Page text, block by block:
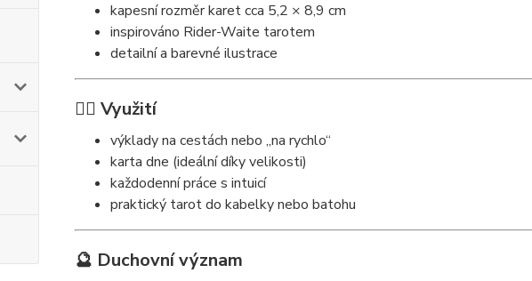
kapesní rozměr karet cca 5,2 × 8,9 cm
inspirováno Rider-Waite tarotem
detailní a barevné ilustrace
🧘‍♀️ Využití
výklady na cestách nebo „na rychlo“
karta dne (ideální díky velikosti)
každodenní práce s intuicí
praktický tarot do kabelky nebo batohu
🔮 Duchovní význam